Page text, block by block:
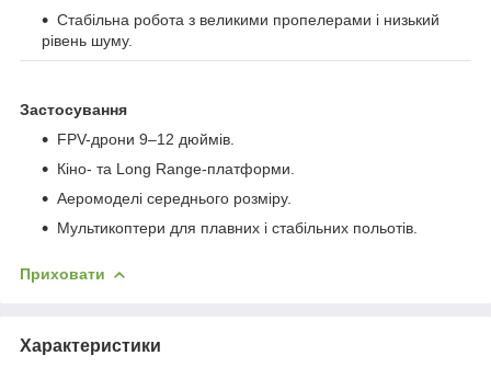
Стабільна робота з великими пропелерами і низький
рівень шуму.
Застосування
FPV-дрони 9–12 дюймів.
Кіно- та Long Range-платформи.
Аеромоделі середнього розміру.
Мультикоптери для плавних і стабільних польотів.
Приховати
Характеристики